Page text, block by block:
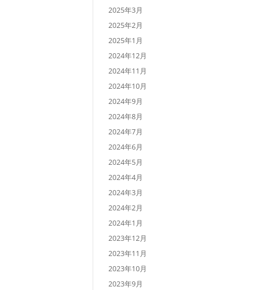
2025年3月
2025年2月
2025年1月
2024年12月
2024年11月
2024年10月
2024年9月
2024年8月
2024年7月
2024年6月
2024年5月
2024年4月
2024年3月
2024年2月
2024年1月
2023年12月
2023年11月
2023年10月
2023年9月